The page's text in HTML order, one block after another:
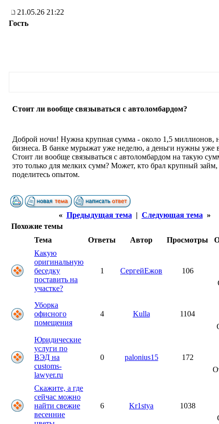
21.05.26 21:22
Гость
Стоит ли вообще связываться с автоломбардом?
Доброй ночи! Нужна крупная сумма - около 1,5 миллионов,
бизнеса. В банке мурыжат уже неделю, а деньги нужны уже
Стоит ли вообще связываться с автоломбардом на такую
это только для мелких сумм? Может, кто брал крупный займ,
поделитесь опытом.
« Предыдущая тема | Следующая тема »
Похожие темы
Тема
Ответы Автор Просмотры
Какую
оригинальную
беседку
поставить на
участке?
1 СергейЕжов
106
Уборка
офисного
помещения
4 Kulla
1104
Юридические
услуги по
ВЭД на
customs-
lawyer.ru
0 palonius15
172
Скажите, а где
сейчас можно
найти свежие
весенние
6 Kr1stya
1038